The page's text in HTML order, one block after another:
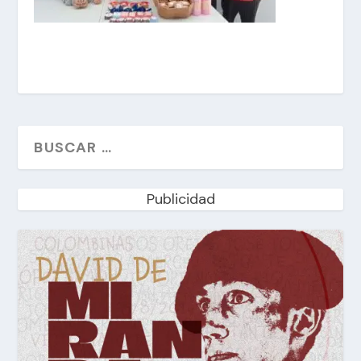
Publicidad